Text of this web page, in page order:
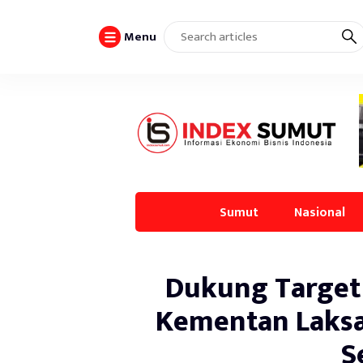
Menu
Sumut Nasional
Dukung
Kementan